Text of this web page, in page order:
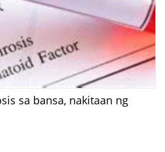
sa bansa, nakitaan ng